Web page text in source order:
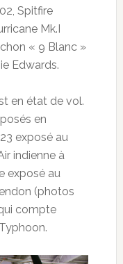
Spitfire
Mk.I
« 9 Blanc »
Edwards.
en état de vol.
en
exposé au
indienne à
exposé au
(photos
compte